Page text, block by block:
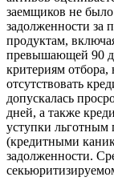
заемщиков не
задолженности за
продуктам,
превышающей 90
критериям отбора,
отсутствовать
допускалась
дней, а также
уступки льготным
(кредитными
задолженности.